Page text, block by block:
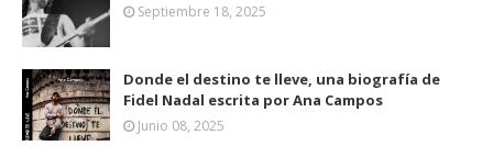
Septiembre 18, 2025
Donde el destino te lleve, una biografía de
Fidel Nadal escrita por Ana Campos
Junio 08, 2025